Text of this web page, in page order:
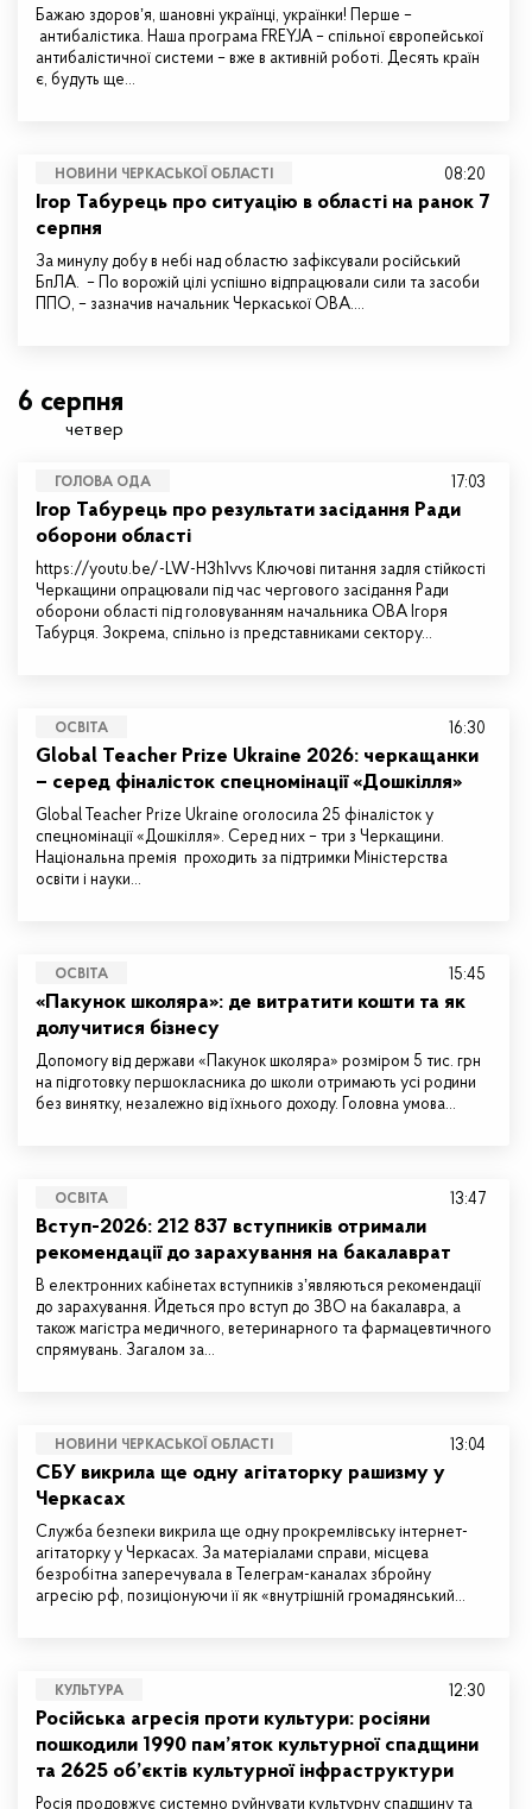
Бажаю здоровʼя, шановні українці, українки! Перше –
антибалістика. Наша програма FREYJA – спільної європейської
антибалістичної системи – вже в активній роботі. Десять країн
є, будуть ще…
НОВИНИ ЧЕРКАСЬКОЇ ОБЛАСТІ
Ігор Табурець про ситуацію в області на ранок 7
серпня
За минулу добу в небі над областю зафіксували російський
БпЛА. – По ворожій цілі успішно відпрацювали сили та засоби
ППО, – зазначив начальник Черкаської ОВА.…
08:20
6 серпня
четвер
ГОЛОВА ОДА
Ігор Табурець про результати засідання Ради
оборони області
https://youtu.be/-LW-H3h1vvs Ключові питання задля стійкості
Черкащини опрацювали під час чергового засідання Ради
оборони області під головуванням начальника ОВА Ігоря
Табурця. Зокрема, спільно із представниками сектору…
17:03
ОСВІТА
Global Teacher Prize Ukraine 2026: черкащанки
– серед фіналісток спецномінації «Дошкілля»
Global Teacher Prize Ukraine оголосила 25 фіналісток у
спецномінації «Дошкілля». Серед них – три з Черкащини.
Національна премія проходить за підтримки Міністерства
освіти і науки…
16:30
ОСВІТА
«Пакунок школяра»: де витратити кошти та як
долучитися бізнесу
Допомогу від держави «Пакунок школяра» розміром 5 тис. грн
на підготовку першокласника до школи отримають усі родини
без винятку, незалежно від їхнього доходу. Головна умова…
15:45
ОСВІТА
Вступ-2026: 212 837 вступників отримали
рекомендації до зарахування на бакалаврат
В електронних кабінетах вступників зʼявляються рекомендації
до зарахування. Йдеться про вступ до ЗВО на бакалавра, а
також магістра медичного, ветеринарного та фармацевтичного
спрямувань. Загалом за…
13:47
НОВИНИ ЧЕРКАСЬКОЇ ОБЛАСТІ
СБУ викрила ще одну агітаторку рашизму у
Черкасах
Служба безпеки викрила ще одну прокремлівську інтернет-
агітаторку у Черкасах. За матеріалами справи, місцева
безробітна заперечувала в Телеграм-каналах збройну
агресію рф, позиціонуючи її як «внутрішній громадянський…
13:04
КУЛЬТУРА
Російська агресія проти культури: росіяни
пошкодили 1990 пам’яток культурної спадщини
та 2625 об’єктів культурної інфраструктури
Росія продовжує системно руйнувати культурну спадщину та
12:30